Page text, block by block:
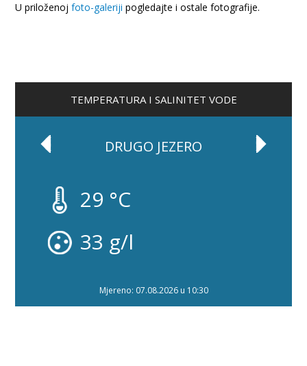
U priloženojfoto-galeriji pogledajte i ostale fotografije.
TEMPERATURA I SALINITET VODE
DRUGO JEZERO
29 °C
33 g/l
Mjereno: 07.08.2026 u 10:30